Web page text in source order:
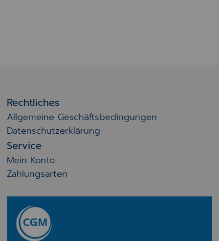
Rechtliches
Allgemeine Geschäftsbedingungen
Datenschutzerklärung
Service
Mein Konto
Zahlungsarten